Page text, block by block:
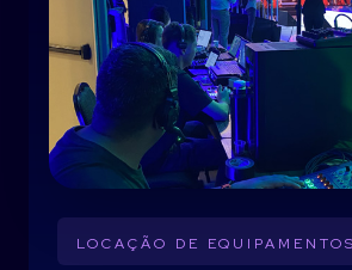
LOCAÇÃO DE EQUIPAMENTOS